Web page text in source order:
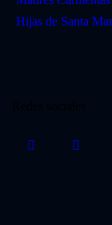
Hijas de Santa